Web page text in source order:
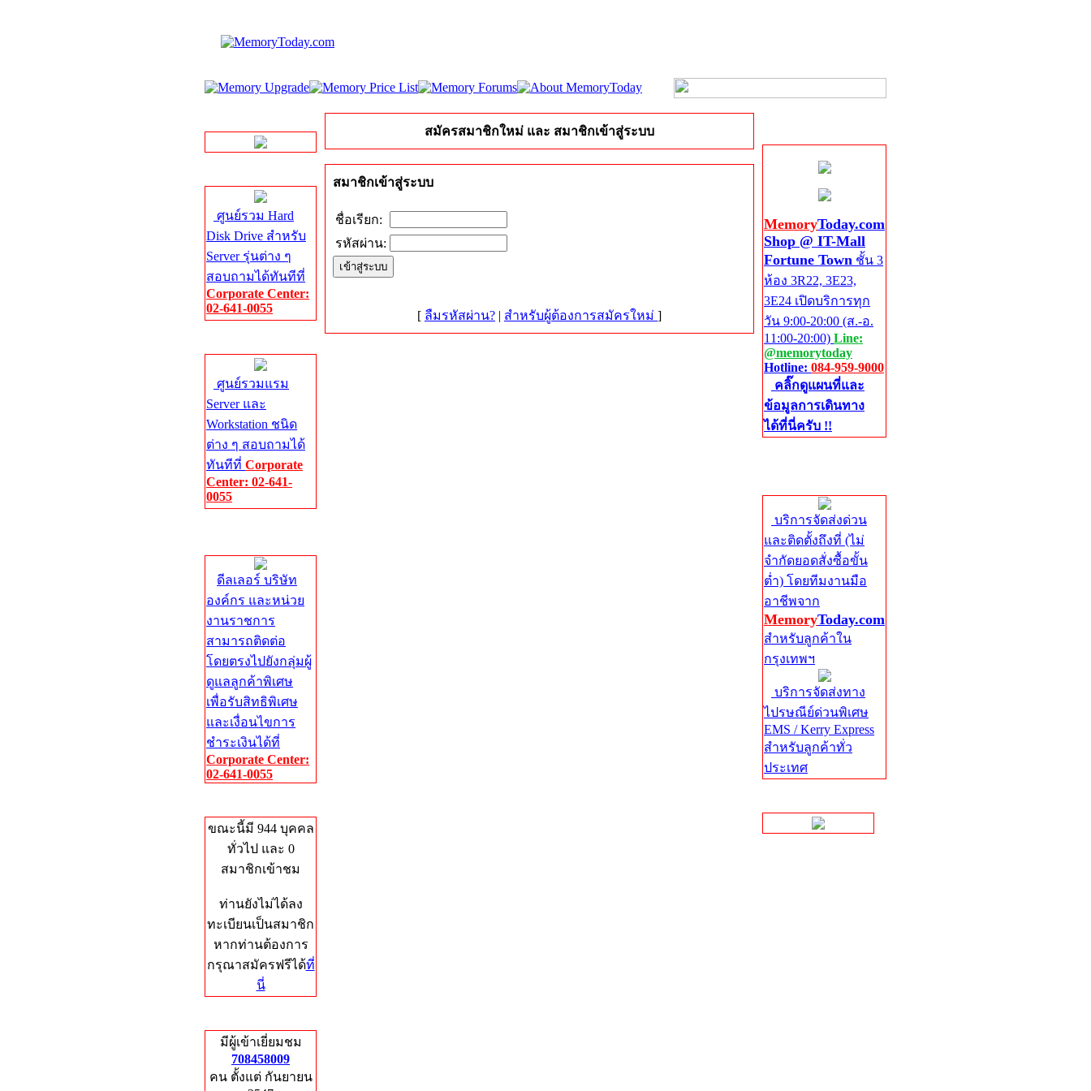
ศูนย์รวม Hard
Disk Drive สำหรับ
Server รุ่นต่าง ๆ
สอบถามได้ทันทีที่
Corporate Center:
02-641-0055
ศูนย์รวมแรม
Server และ
Workstation ชนิด
ต่าง ๆ สอบถามได้
ทันทีที่ Corporate
Center: 02-641-
0055
ดีลเลอร์ บริษัท
องค์กร และหน่วย
งานราชการ
สามารถติดต่อ
โดยตรงไปยังกลุ่มผู้
ดูแลลูกค้าพิเศษ
เพื่อรับสิทธิพิเศษ
และเงื่อนไขการ
ชำระเงินได้ที่
Corporate Center:
02-641-0055
ขณะนี้มี 944 บุคคล
ทั่วไป และ 0
สมาชิกเข้าชม
ท่านยังไม่ได้ลง
ทะเบียนเป็นสมาชิก
หากท่านต้องการ
กรุณาสมัครฟรีได้ที่
นี่
มีผู้เข้าเยี่ยมชม
708458009
คน ตั้งแต่ กันยายน
สมัครสมาชิกใหม่ และ สมาชิกเข้าสู่ระบบ
สมาชิกเข้าสู่ระบบ
ชื่อเรียก:
รหัสผ่าน:
[ ลืมรหัสผ่าน? | สำหรับผู้ต้องการสมัครใหม่ ]
MemoryToday.com
Shop @ IT-Mall
Fortune Town ชั้น 3
ห้อง 3R22, 3E23,
3E24 เปิดบริการทุก
วัน 9:00-20:00 (ส.-อ.
11:00-20:00) Line:
@memorytoday
Hotline: 084-959-9000
คลิ๊กดูแผนที่และ
ข้อมูลการเดินทาง
ได้ที่นี่ครับ !!
บริการจัดส่งด่วน
และติดตั้งถึงที่ (ไม่
จำกัดยอดสั่งซื้อขั้น
ต่ำ) โดยทีมงานมือ
อาชีพจาก
MemoryToday.com
สำหรับลูกค้าใน
กรุงเทพฯ
บริการจัดส่งทาง
ไปรษณีย์ด่วนพิเศษ
EMS / Kerry Express
สำหรับลูกค้าทั่ว
ประเทศ